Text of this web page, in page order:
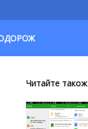
Читайте також